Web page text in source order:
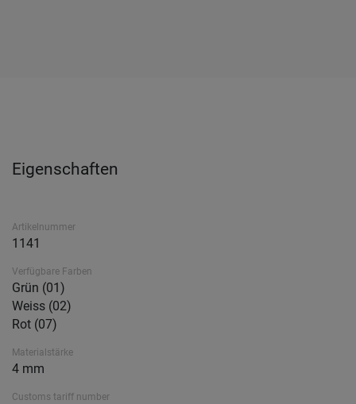
Eigenschaften
Artikelnummer
1141
Verfügbare Farben
Grün (01)
Weiss (02)
Rot (07)
Materialstärke
4 mm
Customs tariff number